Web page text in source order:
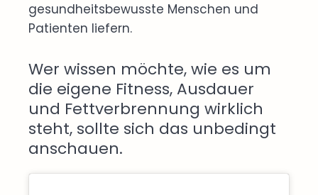
gesundheitsbewusste Menschen und
Patienten liefern.
Wer wissen möchte, wie es um
die eigene Fitness, Ausdauer
und Fettverbrennung wirklich
steht, sollte sich das unbedingt
anschauen.